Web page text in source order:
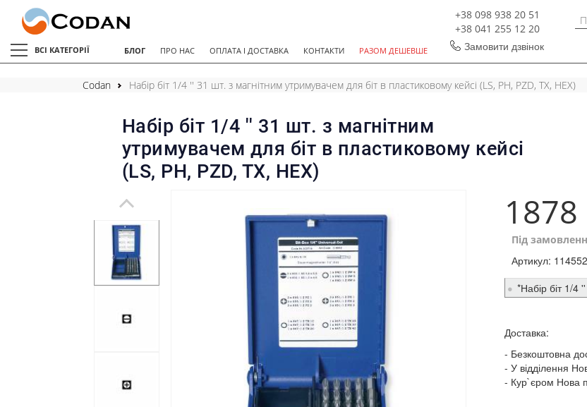
ВСІ КАТЕГОРІЇ БЛОГ ПРО НАС ОПЛАТА І ДОСТАВКА КОНТАКТИ РАЗОМ ДЕШЕВШЕ
+38 098 938 20 51
+38 041 255 12 20
Замовити дзвінок
Codan Набір біт 1/4 '' 31 шт. з магнітним утримувачем для біт в пластиковому кейсі (LS, PH, PZD, TX, HEX)
Набір біт 1/4 '' 31 шт. з магнітним
утримувачем для біт в пластиковому кейсі
(LS, PH, PZD, TX, HEX)
1878
Під
Артикул: 114552
*Набір біт 1/4
Доставка:
Безкоштовна
У відділення
Кур`єром Нова